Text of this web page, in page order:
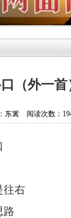
（外一首
篱 阅读次数：
往右
路